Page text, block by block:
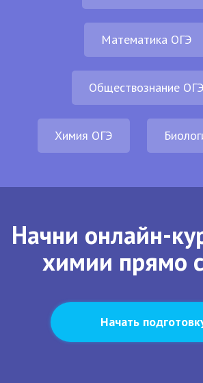
Математика ОГЭ
Обществознание ОГЭ
Химия ОГЭ
Начни онлайн-
химии прямо
Начать